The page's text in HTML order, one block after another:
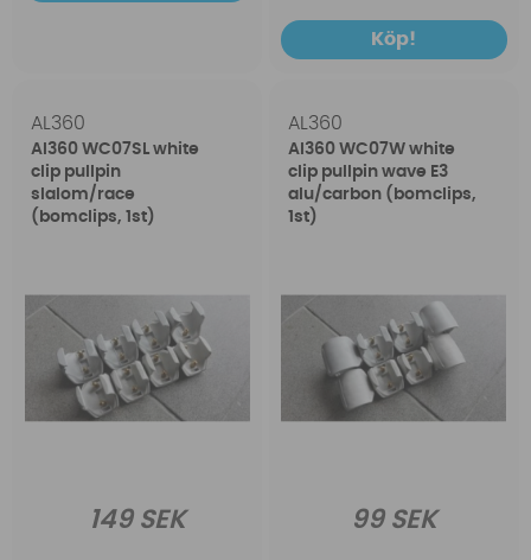
Köp!
AL360
Al360 WC07SL white
clip pullpin
slalom/race
(bomclips, 1st)
149 SEK
AL360
Al360 WC07W white
clip pullpin wave E3
alu/carbon (bomclips,
1st)
99 SEK